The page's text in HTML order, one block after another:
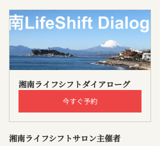
湘南ライフシフトダイアローグ
今すぐ予約
湘南ライフシフトサロン主催者